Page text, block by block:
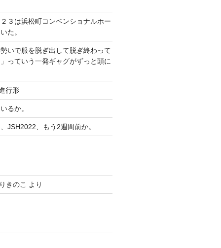
３は浜松町コンベンショナルホー
た。
いで服を脱ぎ出して脱ぎ終わって
っていう一発ギャグがずっと頭に
行形
るか。
JSH2022、もう2週間前か。
きのこ より